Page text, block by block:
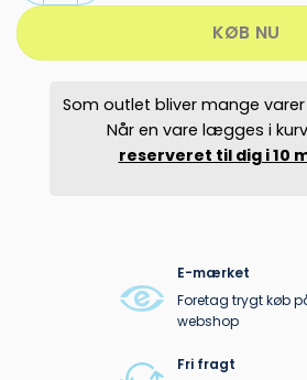
KØB NU
Som outlet bliver mange
Når en vare lægges i
reserveret til dig i 10
E-mærket
Foretag trygt køb
webshop
Fri fragt